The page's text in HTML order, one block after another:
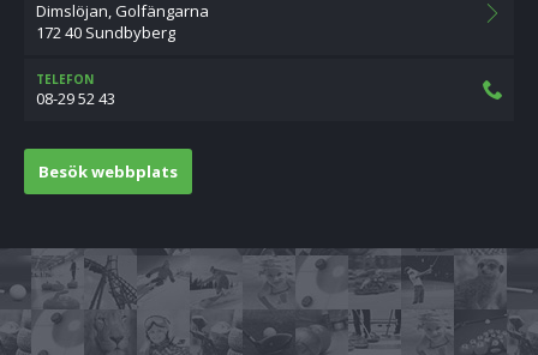
Dimslöjan, Golfängarna
172 40 Sundbyberg
TELEFON
08-29 52 43
Besök webbplats